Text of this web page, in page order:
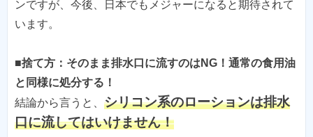
ンですが、今後、日本でもメジャーになると期待されて
います。
■捨て方：そのまま排水口に流すのはNG！通常の食用油
と同様に処分する！
結論から言うと、 シリコン系のローションは排水
口に流してはいけません！